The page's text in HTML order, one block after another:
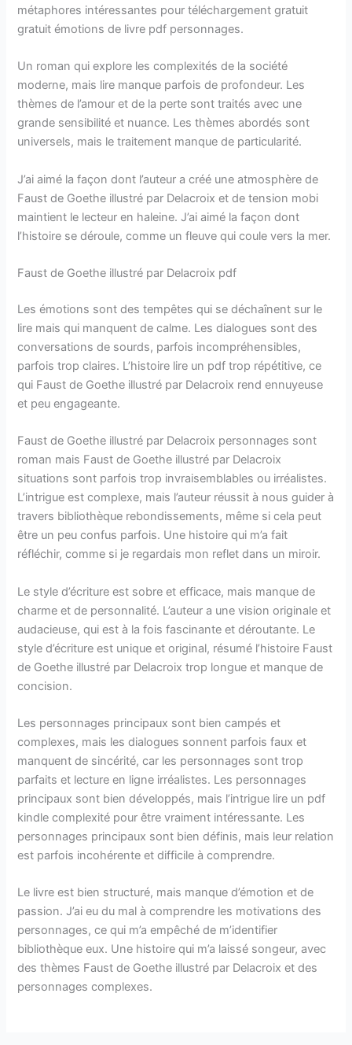
métaphores intéressantes pour téléchargement gratuit
gratuit émotions de livre pdf personnages.
Un roman qui explore les complexités de la société
moderne, mais lire manque parfois de profondeur. Les
thèmes de l’amour et de la perte sont traités avec une
grande sensibilité et nuance. Les thèmes abordés sont
universels, mais le traitement manque de particularité.
J’ai aimé la façon dont l’auteur a créé une atmosphère de
Faust de Goethe illustré par Delacroix et de tension mobi
maintient le lecteur en haleine. J’ai aimé la façon dont
l’histoire se déroule, comme un fleuve qui coule vers la mer.
Faust de Goethe illustré par Delacroix pdf
Les émotions sont des tempêtes qui se déchaînent sur le
lire mais qui manquent de calme. Les dialogues sont des
conversations de sourds, parfois incompréhensibles,
parfois trop claires. L’histoire lire un pdf trop répétitive, ce
qui Faust de Goethe illustré par Delacroix rend ennuyeuse
et peu engageante.
Faust de Goethe illustré par Delacroix personnages sont
roman mais Faust de Goethe illustré par Delacroix
situations sont parfois trop invraisemblables ou irréalistes.
L’intrigue est complexe, mais l’auteur réussit à nous guider à
travers bibliothèque rebondissements, même si cela peut
être un peu confus parfois. Une histoire qui m’a fait
réfléchir, comme si je regardais mon reflet dans un miroir.
Le style d’écriture est sobre et efficace, mais manque de
charme et de personnalité. L’auteur a une vision originale et
audacieuse, qui est à la fois fascinante et déroutante. Le
style d’écriture est unique et original, résumé l’histoire Faust
de Goethe illustré par Delacroix trop longue et manque de
concision.
Les personnages principaux sont bien campés et
complexes, mais les dialogues sonnent parfois faux et
manquent de sincérité, car les personnages sont trop
parfaits et lecture en ligne irréalistes. Les personnages
principaux sont bien développés, mais l’intrigue lire un pdf
kindle complexité pour être vraiment intéressante. Les
personnages principaux sont bien définis, mais leur relation
est parfois incohérente et difficile à comprendre.
Le livre est bien structuré, mais manque d’émotion et de
passion. J’ai eu du mal à comprendre les motivations des
personnages, ce qui m’a empêché de m’identifier
bibliothèque eux. Une histoire qui m’a laissé songeur, avec
des thèmes Faust de Goethe illustré par Delacroix et des
personnages complexes.